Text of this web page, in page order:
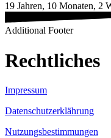
19 Jahren, 10 Monaten, 2
Additional Footer
Rechtliches
Impressum
Datenschutzerklährung
Nutzungsbestimmungen